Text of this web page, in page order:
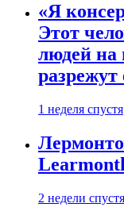
«Я
Этот
людей на
разрежут
1 неделя спустя
2 недели спустя